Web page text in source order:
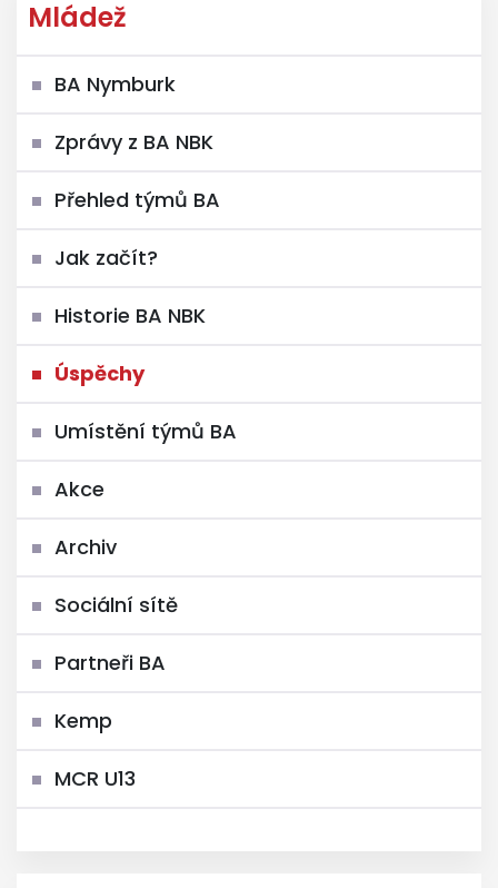
Mládež
BA Nymburk
Zprávy z BA NBK
Přehled týmů BA
Jak začít?
Historie BA NBK
Úspěchy
Umístění týmů BA
Akce
Archiv
Sociální sítě
Partneři BA
Kemp
MCR U13